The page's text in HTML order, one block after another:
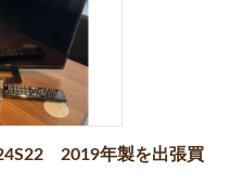
2019年製を出張買